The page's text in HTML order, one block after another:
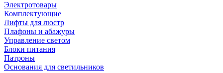
Электротовары
Комплектующие
Лифты для люстр
Плафоны и абажуры
Управление светом
Блоки питания
Патроны
Основания для светильников